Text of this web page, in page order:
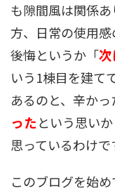
も隙間風は関係
方、日常の使用
後悔というか「
いう1棟目を建て
あるのと、辛か
ったという思い
思っているわけで
このブログを始